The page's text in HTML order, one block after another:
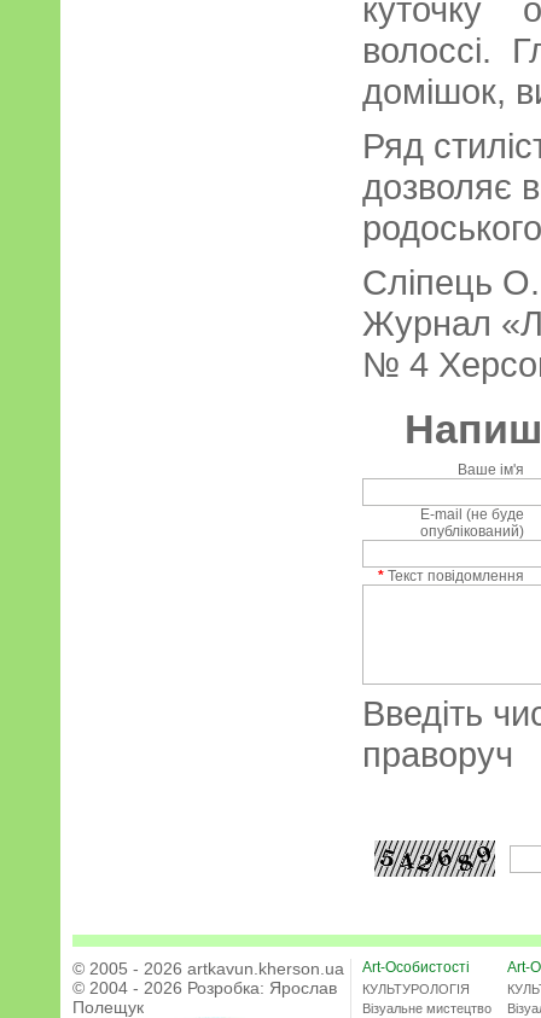
куточку
волоссі.
домішок,
Ряд
дозволяє
Сліпець
Журнал
№ 4
Ваше ім'я
E-mail (не буде
опублікований)
* Текст повідомлення
Введіть
праворуч
© 2005 - 2026 artkavun.kherson.ua
© 2004 - 2026 Розробка: Ярослав
Полещук
Art-Особистості
КУЛЬТУРОЛОГІЯ
Візуальне мистецтво
Art-